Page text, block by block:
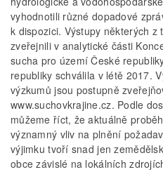
vyhodnotili různé dopadové
k dispozici. Výstupy některých z
zveřejnili v analytické části
sucha pro území České
republiky schválila v létě 2017.
výzkumů jsou postupně
www.suchovkrajine.cz. Podle
můžeme říct, že aktuálně
významný vliv na plnění
výjimku tvoří snad jen
obce závislé na lokálních